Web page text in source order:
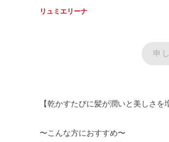
リュミエリーナ
申
【乾かすたびに髪が潤いと美しさを
〜こんな方におすすめ〜